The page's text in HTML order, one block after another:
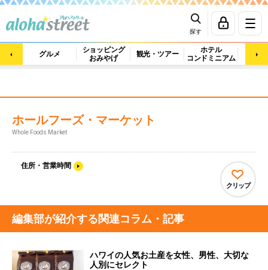
探す
グルメ
ショッピング
おみやげ
観光・ツアー
ホテル
コンドミニアム
マッ
ホールフーズ・マーケット
Whole Foods Market
住所・営業時間
クリップ
編集部が紹介する関連コラム・記事
ハワイの人気お土産を女性、男性、大切な
人別にセレクト